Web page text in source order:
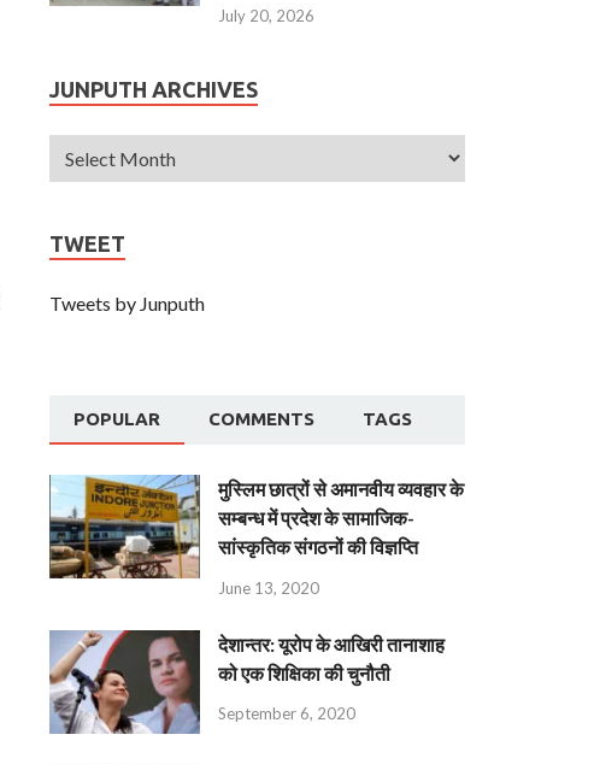
July 20, 2026
JUNPUTH ARCHIVES
TWEET
Tweets by Junputh
POPULAR COMMENTS TAGS
मुस्लिम छात्रों से अमानवीय व्यवहार के
सम्बन्ध में प्रदेश के सामाजिक-
सांस्कृतिक संगठनों की विज्ञप्ति
June 13, 2020
देशान्‍तर: यूरोप के आखिरी तानाशाह
को एक शिक्षिका की चुनौती
September 6, 2020